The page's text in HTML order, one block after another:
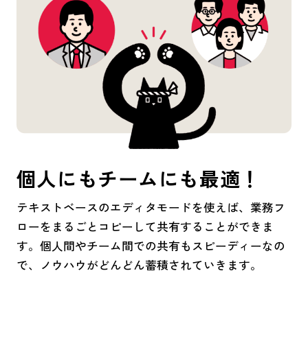
個人にもチームにも最適！
テキストベースのエディタモードを使えば、業務フ
ローをまるごとコピーして共有することができま
す。個人間やチーム間での共有もスピーディーなの
で、ノウハウがどんどん蓄積されていきます。